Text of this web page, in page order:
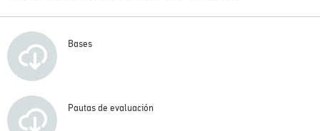
Bases
Pautas de evaluación